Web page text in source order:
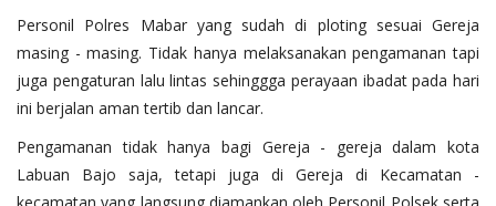
Personil Polres Mabar yang sudah di ploting sesuai Gereja
masing - masing. Tidak hanya melaksanakan pengamanan tapi
juga pengaturan lalu lintas sehinggga perayaan ibadat pada hari
ini berjalan aman tertib dan lancar.
Pengamanan tidak hanya bagi Gereja - gereja dalam kota
Labuan Bajo saja, tetapi juga di Gereja di Kecamatan -